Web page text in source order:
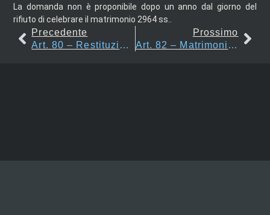
La domanda non è proponibile dopo un anno dal giorno del
rifiuto di celebrare il matrimonio 2964 ss..
Precedente
Art. 80 – Restituzione Dei Doni
Prossimo
Art. 82 – Matrimonio Celebrato Davanti A Ministri Del Culto Cattolico